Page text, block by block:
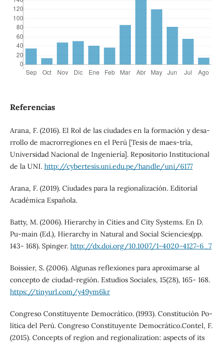
Referencias
Arana, F. (2016). El Rol de las ciudades en la formación y desa-
rrollo de macrorregiones en el Perú [Tesis de maes-tría,
Universidad Nacional de Ingeniería]. Repositorio Institucional
de la UNI. http://cybertesis.uni.edu.pe/handle/uni/6177
Arana, F. (2019). Ciudades para la regionalización. Editorial
Académica Española.
Batty, M. (2006). Hierarchy in Cities and City Systems. En D.
Pu-main (Ed.), Hierarchy in Natural and Social Sciencies(pp.
143- 168). Spinger. http://dx.doi.org/10.1007/1-4020-4127-6_7
Boissier, S. (2006). Algunas reflexiones para aproximarse al
concepto de ciudad-región. Estudios Sociales, 15(28), 165- 168.
https://tinyurl.com/y49ym6kr
Congreso Constituyente Democrático. (1993). Constitución Po-
lítica del Perú. Congreso Constituyente Democrático.Contel, F.
(2015). Concepts of region and regionalization: aspects of its